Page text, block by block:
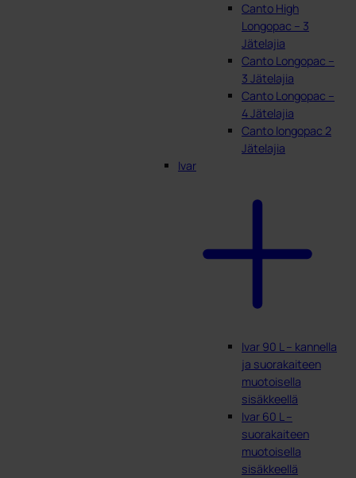
Canto High
Longopac – 3
Jätelajia
Canto Longopac –
3 Jätelajia
Canto Longopac –
4 Jätelajia
Canto longopac 2
Jätelajia
Ivar
Ivar 90 L – kannella
ja suorakaiteen
muotoisella
sisäkkeellä
Ivar 60 L –
suorakaiteen
muotoisella
sisäkkeellä